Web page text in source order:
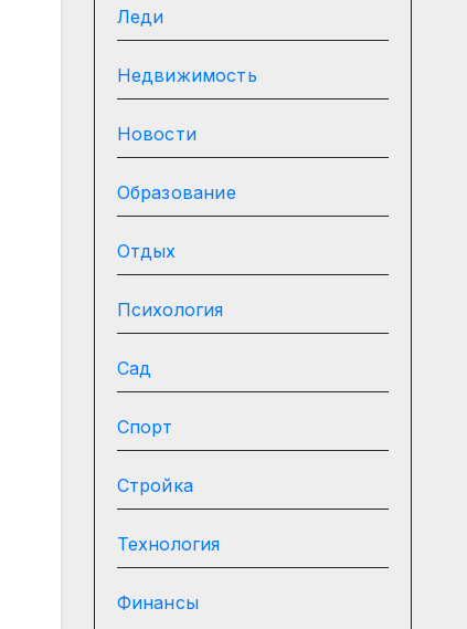
Леди
Недвижимость
Новости
Образование
Отдых
Психология
Сад
Спорт
Стройка
Технология
Финансы